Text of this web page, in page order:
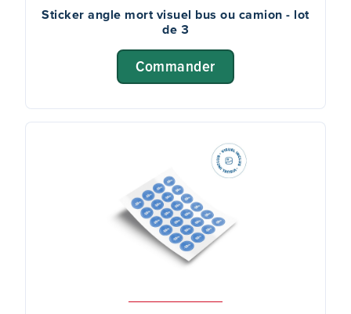
Sticker angle mort visuel bus ou camion - lot
de 3
Commander